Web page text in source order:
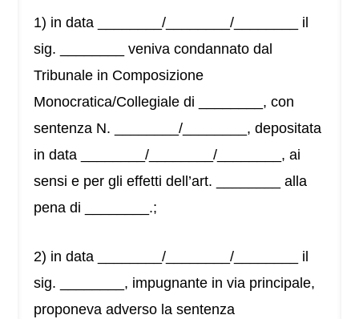
1) in data ________/________/________ il
sig. ________ veniva condannato dal
Tribunale in Composizione
Monocratica/Collegiale di ________, con
sentenza N. ________/________, depositata
in data ________/________/________, ai
sensi e per gli effetti dell’art. ________ alla
pena di ________.;
2) in data ________/________/________ il
sig. ________, impugnante in via principale,
proponeva adverso la sentenza